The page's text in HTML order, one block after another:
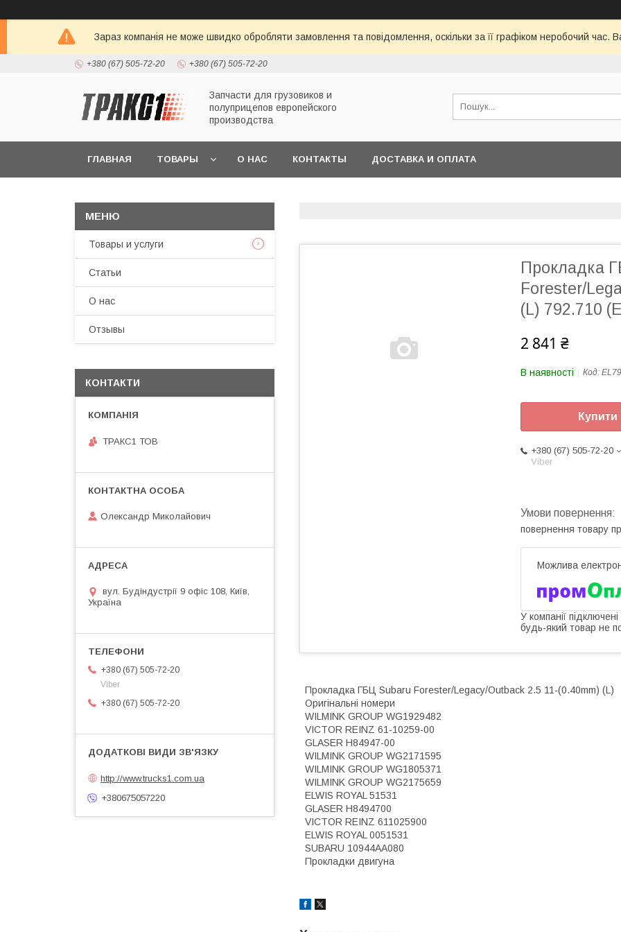
Зараз компанія не може швидко обробляти замовлення та повідомлення, оскільки за її графіком неробочий
+380 (67) 505-72-20 +380 (67) 505-72-20
Запчасти для грузовиков и
полуприцепов европейского
производства
ГЛАВНАЯ ТОВАРЫ О НАС КОНТАКТЫ ДОСТАВКА И ОПЛАТА
Прокладка
Forester/
(L) 792.710
2 841 ₴
В наявності Код:
Купити
+380 (67) 505-72-20
Viber
повернення товару
У компанії
будь-який товар не
Прокладка ГБЦ Subaru Forester/Legacy/Outback 2.5 11-(0.40mm) (L)
Оригінальні номери
WILMINK GROUP WG1929482
VICTOR REINZ 61-10259-00
GLASER H84947-00
WILMINK GROUP WG2171595
WILMINK GROUP WG1805371
WILMINK GROUP WG2175659
ELWIS ROYAL 51531
GLASER H8494700
VICTOR REINZ 611025900
ELWIS ROYAL 0051531
SUBARU 10944AA080
Прокладки двигуна
Товары и услуги
Статьи
О нас
Отзывы
КОНТАКТИ
ТРАКС1 ТОВ
Олександр Миколайович
вул. Будіндустрії 9 офіс 108, Київ,
Україна
+380 (67) 505-72-20
Viber
+380 (67) 505-72-20
http://www.trucks1.com.ua
+380675057220